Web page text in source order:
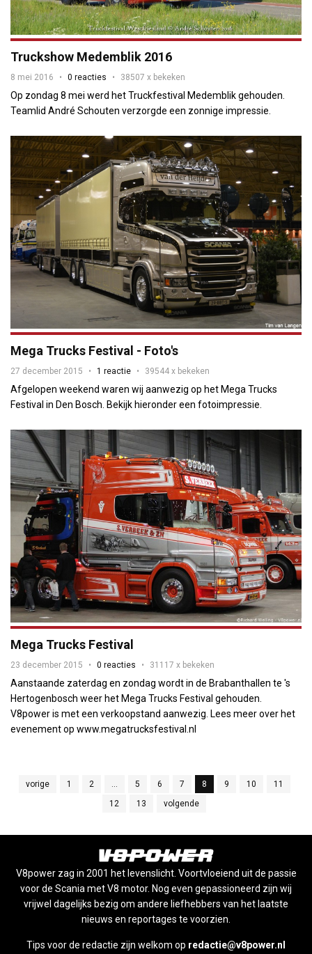
Truckshow Medemblik 2016
8 mei 2016 0 reacties 38507 x bekeken
Op zondag 8 mei werd het Truckfestival Medemblik gehouden.
Teamlid André Schouten verzorgde een zonnige impressie.
Mega Trucks Festival - Foto's
27 december 2015 1 reactie 39544 x bekeken
Afgelopen weekend waren wij aanwezig op het Mega Trucks
Festival in Den Bosch. Bekijk hieronder een fotoimpressie.
Mega Trucks Festival
23 december 2015 0 reacties 31117 x bekeken
Aanstaande zaterdag en zondag wordt in de Brabanthallen te 's
Hertogenbosch weer het Mega Trucks Festival gehouden.
V8power is met een verkoopstand aanwezig. Lees meer over het
evenement op www.megatrucksfestival.nl
vorige 1 2 5 6 7 8 9 10
11
12
13 volgende
V8power zag in 2001 het levenslicht. Voortvloeiend uit de passie
voor de Scania met V8 motor. Nog even gepassioneerd zijn wij
vrijwel dagelijks bezig om andere liefhebbers van het laatste
nieuws en reportages te voorzien.
Tips voor de redactie zijn welkom op redactie@v8power.nl